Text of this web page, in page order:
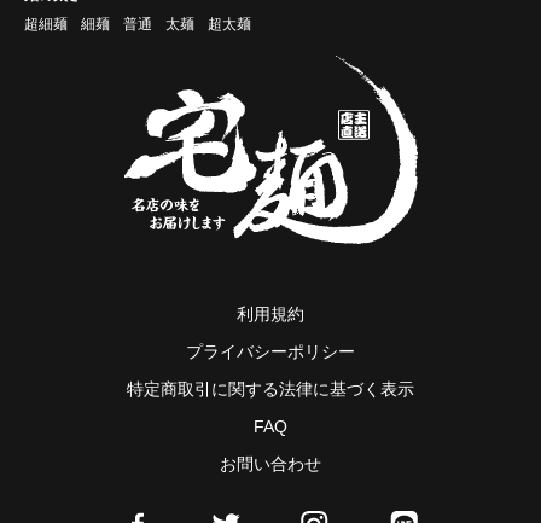
超細麺
細麺 普通 太麺 超太麺
利用規約
プライバシーポリシー
特定商取引に関する法律に基づく表示
FAQ
お問い合わせ